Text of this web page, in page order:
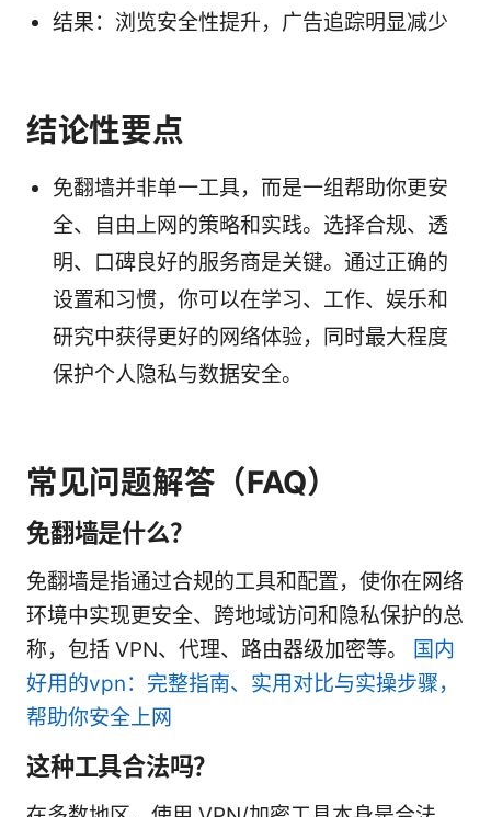
结果：浏览安全性提升，广告追踪明显减少
结论性要点
免翻墙并非单一工具，而是一组帮助你更安
全、自由上网的策略和实践。选择合规、透
明、口碑良好的服务商是关键。通过正确的
设置和习惯，你可以在学习、工作、娱乐和
研究中获得更好的网络体验，同时最大程度
保护个人隐私与数据安全。
常见问题解答（FAQ）
免翻墙是什么？
免翻墙是指通过合规的工具和配置，使你在网络
环境中实现更安全、跨地域访问和隐私保护的总
称，包括 VPN、代理、路由器级加密等。
国内
好用的vpn：完整指南、实用对比与实操步骤，
帮助你安全上网
这种工具合法吗？